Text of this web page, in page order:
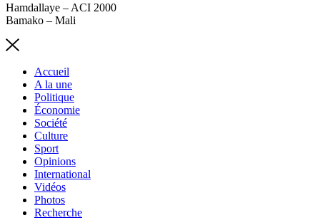
Hamdallaye – ACI 2000
Bamako – Mali
Accueil
A la une
Politique
Économie
Société
Culture
Sport
Opinions
International
Vidéos
Photos
Recherche